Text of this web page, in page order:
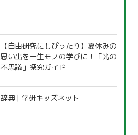
【自由研究にもぴったり】夏休みの
思い出を一生モノの学びに！「光の
不思議」探究ガイド
辞典 | 学研キッズネット